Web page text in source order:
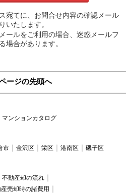
宛てに、お問合せ内容の確認メール
いたします。
ールをご利用の場合、迷惑メールフ
場合があります。
ージの先頭へ
マンションカタログ
市 金沢区 栄区 港南区 磯子区
不動産却の流れ
売却時の諸費用